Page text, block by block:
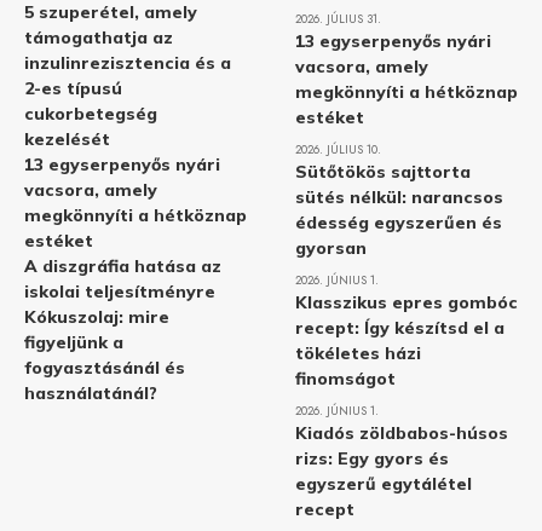
5 szuperétel, amely
támogathatja az
inzulinrezisztencia és a
2-es típusú
cukorbetegség
kezelését
13 egyserpenyős nyári
vacsora, amely
megkönnyíti a hétköznap
estéket
A diszgráfia hatása az
iskolai teljesítményre
Kókuszolaj: mire
figyeljünk a
fogyasztásánál és
használatánál?
2026. JÚLIUS 31.
13 egyserpenyős nyári
vacsora, amely
megkönnyíti a hétköznap
estéket
2026. JÚLIUS 10.
Sütőtökös sajttorta
sütés nélkül: narancsos
édesség egyszerűen és
gyorsan
2026. JÚNIUS 1.
Klasszikus epres gombóc
recept: Így készítsd el a
tökéletes házi
finomságot
2026. JÚNIUS 1.
Kiadós zöldbabos-húsos
rizs: Egy gyors és
egyszerű egytálétel
recept